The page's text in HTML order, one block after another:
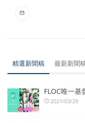
精選新聞稿 最新新聞
FLOC唯一
2021/03/29